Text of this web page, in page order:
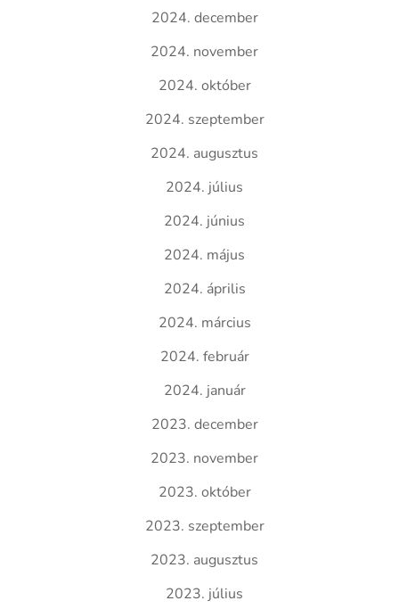
2024. december
2024. november
2024. október
2024. szeptember
2024. augusztus
2024. július
2024. június
2024. május
2024. április
2024. március
2024. február
2024. január
2023. december
2023. november
2023. október
2023. szeptember
2023. augusztus
2023. július